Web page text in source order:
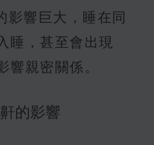
影響巨大，睡在同
睡，甚至會出現
響親密關係。
的影響